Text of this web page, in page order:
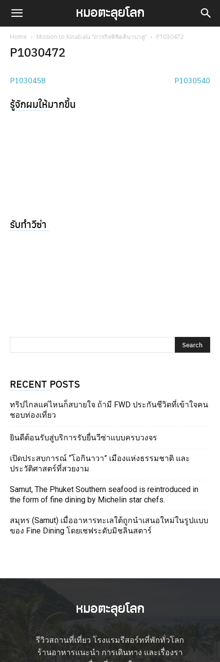
Home Mission to Kinabalu “ภารกิจพิชิตคินาบาลู” P1030472
P1030472
P1030458 P1030540
รู้จักผมให้มากขึ้น
รับทำวีซ่า
RECENT POSTS
ทริปไกลแค่ไหนก็สบายใจ ถ้ามี FWD ประกันชีวิตที่เข้าใจคน
ชอบท่องเที่ยว
ยินดีต้อนรับสู่บริการรับยื่นวีซ่าแบบครบวงจร
เปิดประสบการณ์ “โอกินาวา” เมืองแห่งธรรมชาติ และ
ประวัติศาสตร์ที่สวยงาม
Samut, The Phuket Southern seafood is reintroduced in
the form of fine dining by Michelin star chefs.
สมุทร (Samut) เมื่ออาหารทะเลใต้ถูกนำเสนอใหม่ในรูปแบบ
ของ Fine Dining โดยเชฟระดับมิชลินสตาร์
รีวิวสถานที่เที่ยว โรงแรมรีสอร์ทที่พักทั่วโลก
ร้านอาหารแนะนำ การเดินทาง และเรื่องรา